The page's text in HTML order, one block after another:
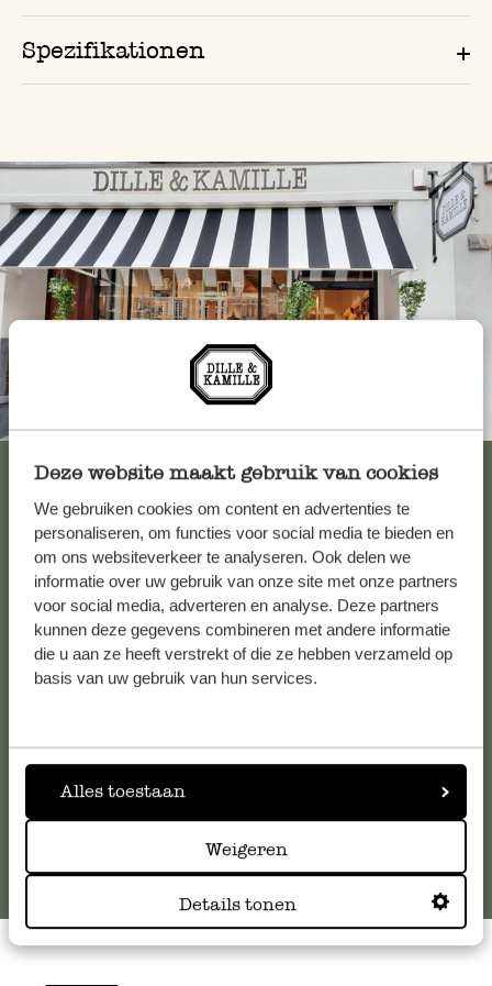
Deze website maakt gebruik van cookies
We gebruiken cookies om content en advertenties te
personaliseren, om functies voor social media te bieden en
om ons websiteverkeer te analyseren. Ook delen we
informatie over uw gebruik van onze site met onze partners
voor social media, adverteren en analyse. Deze partners
kunnen deze gegevens combineren met andere informatie
die u aan ze heeft verstrekt of die ze hebben verzameld op
basis van uw gebruik van hun services.
Alles toestaan
Weigeren
Details tonen
Spezifikationen
Alle 62 Geschäfte anzeigen
Kundenservice/Hilfe
Falls Sie Fragen haben oder Tipps und Hilfe brauchen, wenden
Sie sich bitte an unseren Kundenservice. Oder lesen Sie hier
die Antworten aufhäufig gestellte Fragen
Online-Kundenservice